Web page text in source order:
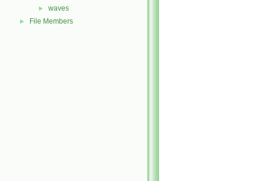
► waves
► File Members